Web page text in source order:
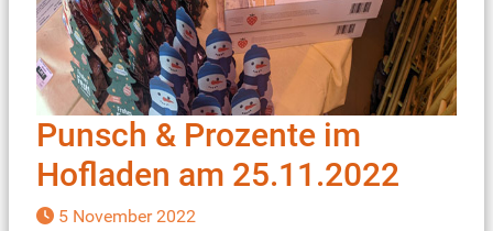
Punsch & Prozente im
Hofladen am 25.11.2022
5 November 2022